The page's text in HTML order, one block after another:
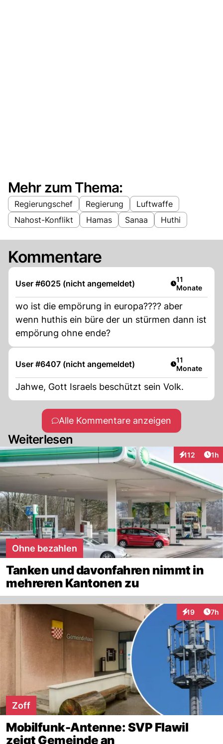
Mehr zum Thema:
Regierungschef Regierung
Luftwaffe
Nahost-Konflikt
Hamas Sanaa Huthi
Kommentare
User #6025 (nicht angemeldet) Artikel
11
Monate
wo ist die empörung in europa???? aber
wenn huthis ein büre der un stürmen dann ist
empörung ohne ende?
User #6407 (nicht angemeldet) Artikel
11
Monate
Jahwe, Gott Israels beschützt sein Volk.
Alle Kommentare anzeigen
Weiterlesen
112
Interaktionen
1h
Ohne bezahlen
Tanken und davonfahren nimmt in
mehreren Kantonen zu
19 7h
Zoff
Mobilfunk-Antenne: SVP Flawil
zeigt Gemeinde an